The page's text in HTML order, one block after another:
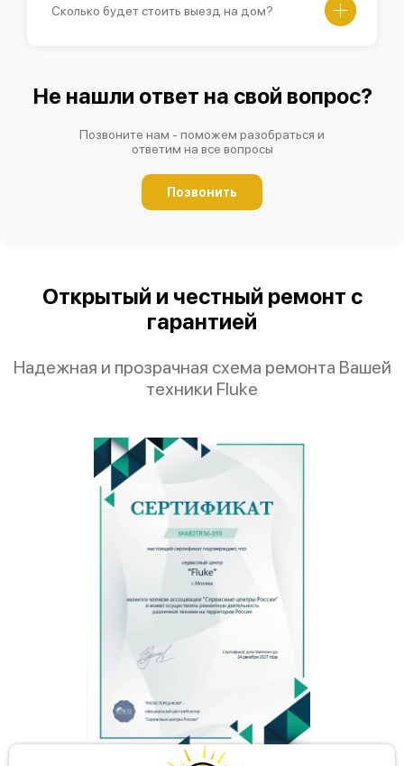
Сколько будет стоить выезд на дом?
Не нашли ответ на свой вопрос?
Позвоните нам - поможем разобраться и
ответим на все вопросы
Позвонить
Открытый и честный ремонт с
гарантией
Надежная и прозрачная схема ремонта Вашей
техники Fluke